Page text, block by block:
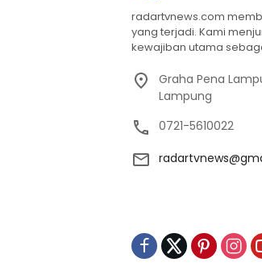
radartvnews.com
yang terjadi. Kami
kewajiban utama
Graha Pena
Lampung
0721-5610022